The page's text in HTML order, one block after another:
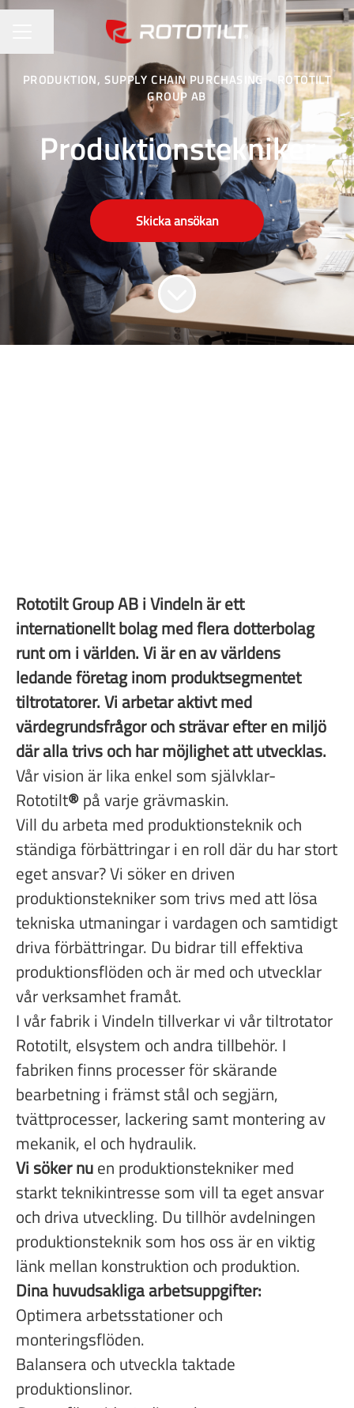
PRODUKTION, SUPPLY CHAIN PURCHASING · ROTOTILT
GROUP AB
Produktionstekniker
Skicka ansökan
Rototilt Group AB i Vindeln är ett
internationellt bolag med flera dotterbolag
runt om i världen. Vi är en av världens
ledande företag inom produktsegmentet
tiltrotatorer. Vi arbetar aktivt med
värdegrundsfrågor och strävar efter en miljö
där alla trivs och har möjlighet att utvecklas.
Vår vision är lika enkel som självklar-
Rototilt®på varje grävmaskin.
Vill du arbeta med produktionsteknik och
ständiga förbättringar i en roll där du har stort
eget ansvar? Vi söker en driven
produktionstekniker som trivs med att lösa
tekniska utmaningar i vardagen och samtidigt
driva förbättringar. Du bidrar till effektiva
produktionsflöden och är med och utvecklar
vår verksamhet framåt.
I vår fabrik i Vindeln tillverkar vi vår tiltrotator
Rototilt, elsystem och andra tillbehör. I
fabriken finns processer för skärande
bearbetning i främst stål och segjärn,
tvättprocesser, lackering samt montering av
mekanik, el och hydraulik.
Vi söker nuen produktionstekniker med
starkt teknikintresse som vill ta eget ansvar
och driva utveckling. Du tillhör avdelningen
produktionsteknik som hos oss är en viktig
länk mellan konstruktion och produktion.
Dina huvudsakliga arbetsuppgifter:
Optimera arbetsstationer och
monteringsflöden.
Balansera och utveckla taktade
produktionslinor.